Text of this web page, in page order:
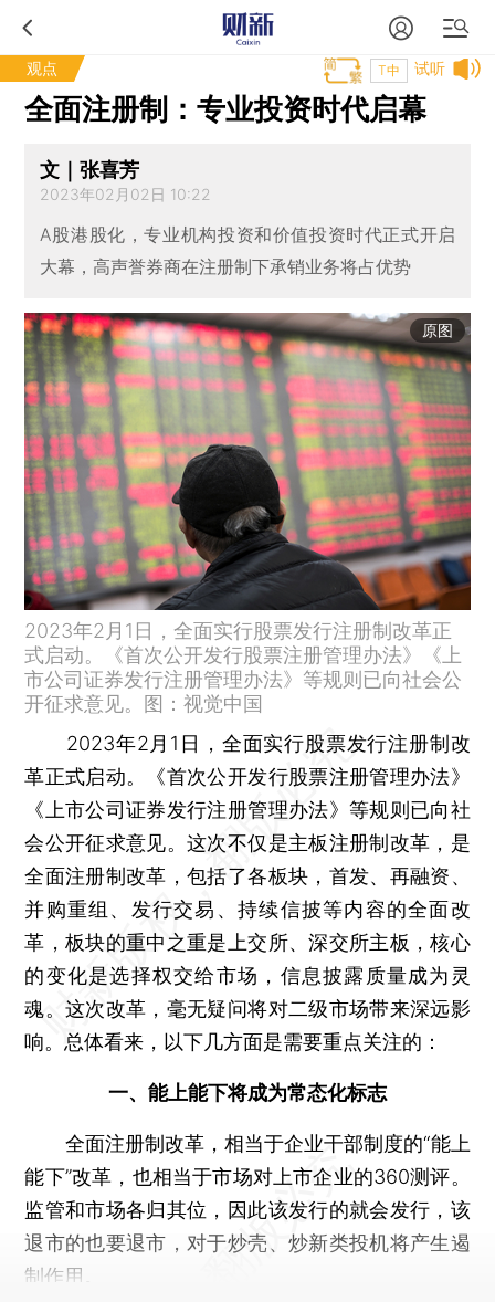
观点 试听
T中
全面注册制：专业投资时代启幕
文｜张喜芳
2023年02月02日 10:22
A股港股化，专业机构投资和价值投资时代正式开启
大幕，高声誉券商在注册制下承销业务将占优势
原图
2023年2月1日，全面实行股票发行注册制改革正
式启动。《首次公开发行股票注册管理办法》《上
市公司证券发行注册管理办法》等规则已向社会公
开征求意见。图：视觉中国
2023年2月1日，全面实行股票发行注册制改
革正式启动。《首次公开发行股票注册管理办法》
《上市公司证券发行注册管理办法》等规则已向社
会公开征求意见。这次不仅是主板注册制改革，是
全面注册制改革，包括了各板块，首发、再融资、
并购重组、发行交易、持续信披等内容的全面改
革，板块的重中之重是上交所、深交所主板，核心
的变化是选择权交给市场，信息披露质量成为灵
魂。这次改革，毫无疑问将对二级市场带来深远影
响。总体看来，以下几方面是需要重点关注的：
一、能上能下将成为常态化标志
全面注册制改革，相当于企业干部制度的“能上
能下”改革，也相当于市场对上市企业的360测评。
监管和市场各归其位，因此该发行的就会发行，该
退市的也要退市，对于炒壳、炒新类投机将产生遏
制作用。